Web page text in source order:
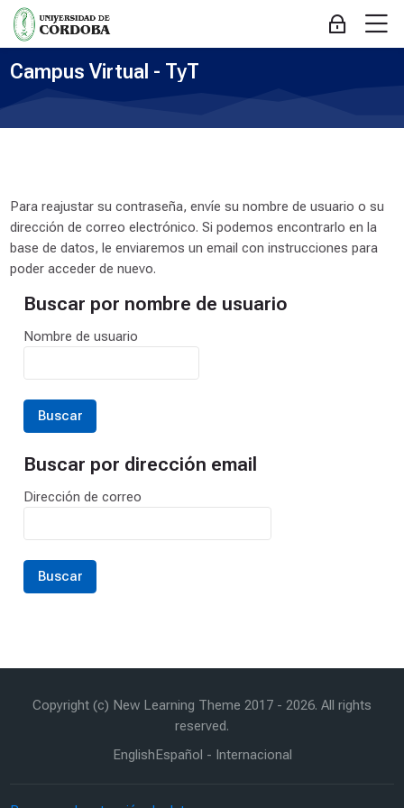
Skip to navigation
Skip to login form
Saltar al contenido principal
Skip to accessibility options
Skip to footer
Skip accessibility options
Acceder
Campus Virtual - TyT
Para reajustar su contraseña, envíe su nombre de usuario o su
dirección de correo electrónico. Si podemos encontrarlo en la
base de datos, le enviaremos un email con instrucciones para
poder acceder de nuevo.
Buscar por nombre de usuario
Buscar por nombre de usuario
Nombre de usuario
Buscar por dirección email
Buscar por dirección email
Dirección de correo
Copyright (c) New Learning Theme 2017 - 2026. All rights
reserved.
EnglishEspañol - Internacional